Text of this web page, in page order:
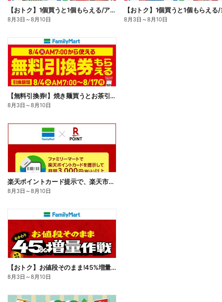
【おトク】1個買うと1個もらえる/アイス
8月3日 ～8月10日 8月3日 ～8月10日
【無料引換券!】焼き麺買うとお茶引換券貰える!
8月3日 ～8月10日
楽天ポイントカード提示で、楽天市場でのお買い物がおトクに!
8月3日 ～8月10日
【おトク】お値段そのまま!45%増量作戦!
8月3日 ～8月10日